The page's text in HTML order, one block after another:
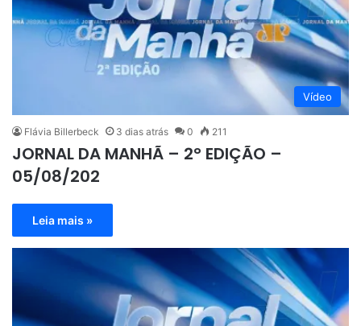
Vídeo
Flávia Billerbeck 3 dias atrás 0 211
JORNAL DA MANHÃ – 2° EDIÇÃO –
05/08/202
Leia mais »